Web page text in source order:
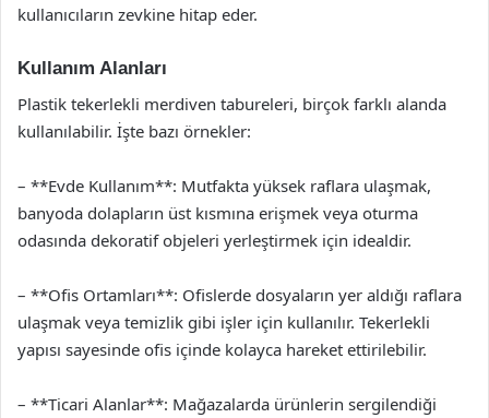
kullanıcıların zevkine hitap eder.
Kullanım Alanları
Plastik tekerlekli merdiven tabureleri, birçok farklı alanda
kullanılabilir. İşte bazı örnekler:
– **Evde Kullanım**: Mutfakta yüksek raflara ulaşmak,
banyoda dolapların üst kısmına erişmek veya oturma
odasında dekoratif objeleri yerleştirmek için idealdir.
– **Ofis Ortamları**: Ofislerde dosyaların yer aldığı raflara
ulaşmak veya temizlik gibi işler için kullanılır. Tekerlekli
yapısı sayesinde ofis içinde kolayca hareket ettirilebilir.
– **Ticari Alanlar**: Mağazalarda ürünlerin sergilendiği